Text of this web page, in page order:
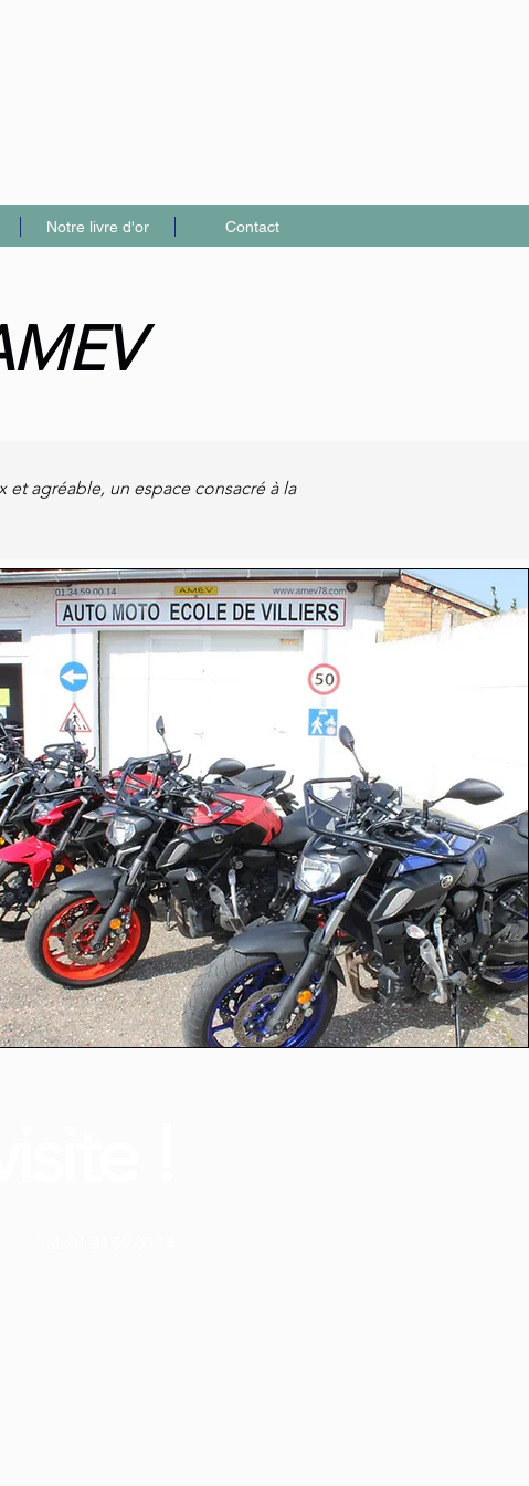
Notre livre d'or Contact
agréable, un espace consacré à la